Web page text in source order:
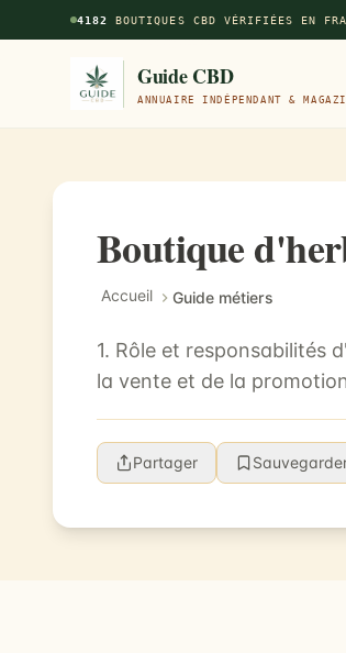
Aller au contenu principal
4182 BOUTIQUES CBD VÉRIFIÉES EN
Guide CBD
ANNUAIRE INDÉPENDANT &
Boutique
Accueil Guide métiers
1. Rôle et responsabilités
la vente et de la
Partager